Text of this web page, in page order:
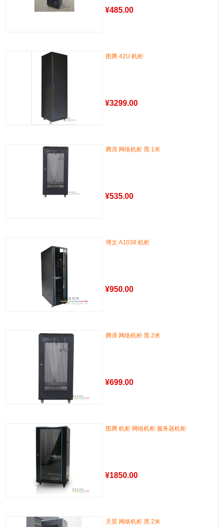
¥485.00
图腾 42U 机柜
¥3299.00
腾浪 网络机柜 黑 1米
¥535.00
博文 A1038 机柜
¥950.00
腾浪 网络机柜 黑 2米
¥699.00
图腾 机柜 网络机柜 服务器机柜
¥1850.00
天昊 网络机柜 黑 2米